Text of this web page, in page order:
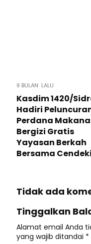
9 BULAN LALU
Kasdim 1420/
Hadiri
Perdana
Bergizi Gratis
Yayasan Berkah
Bersama
Tidak ada
Tinggalkan
Alamat email Anda
yang wajib ditandai *